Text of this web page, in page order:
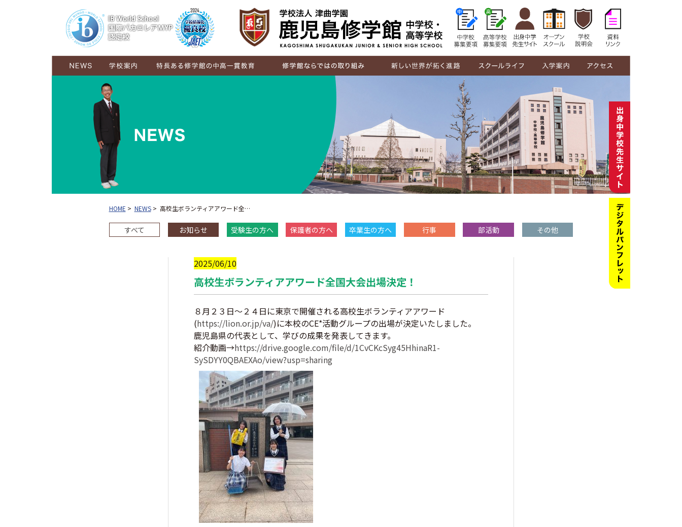
学校概要
ごあいさつ
コンセプト
施設紹介 修学館生の1日
年間行事
部活動紹介
制服紹介
在校生の声
教員メッセージ
HOME > NEWS> 高校生ボランティアアワード全…
すべて お知らせ 受験生の方へ 保護者の方へ 卒業生の方へ 行事 部活動 その他
2025/06/10
高校生ボランティアアワード全国大会出場決定！
８月２３日～２４日に東京で開催される高校生ボランティアアワード
(https://lion.or.jp/va/)に本校のCE*活動グループの出場が決定いたしました。
鹿児島県の代表として、学びの成果を発表してきます。
紹介動画→https://drive.google.com/file/d/1CvCKcSyg45HhinaR1-
SySDYY0QBAEXAo/view?usp=sharing